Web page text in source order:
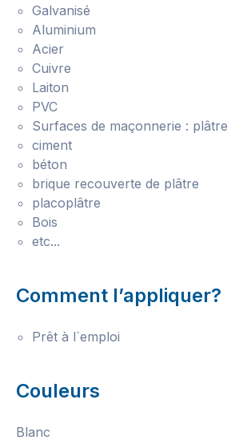
Galvanisé
Aluminium
Acier
Cuivre
Laiton
PVC
Surfaces de maçonnerie : plâtre
ciment
béton
brique recouverte de plâtre
placoplâtre
Bois
etc...
Comment l’appliquer?
Prêt à l`emploi
Couleurs
Blanc